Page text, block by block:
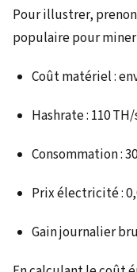
Pour illustrer,
populaire pour
Coût matériel :
Hashrate : 110 TH/
Consommation :
Prix électricité :
Gain journalier